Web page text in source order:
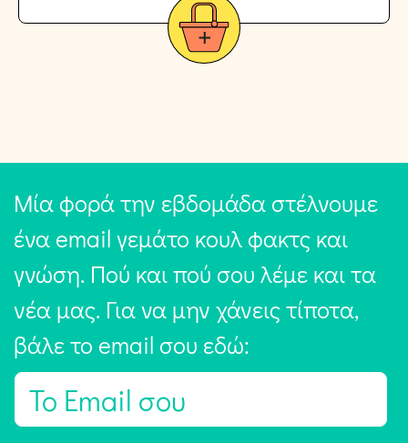
Μία φορά την εβδομάδα στέλνουμε
ένα email γεμάτο κουλ φακτς και
γνώση. Πού και πού σου λέμε και τα
νέα μας. Για να μην χάνεις τίποτα,
βάλε το email σου εδώ:
E